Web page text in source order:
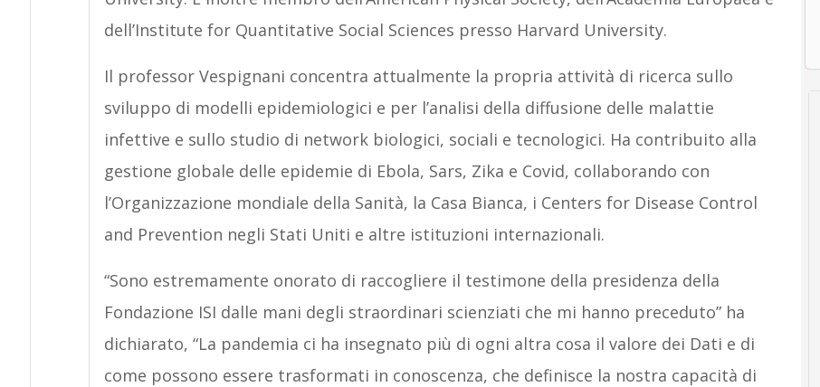
dell’Institute for Quantitative Social Sciences presso Harvard University.
Il professor Vespignani concentra attualmente la propria attività di ricerca sullo
sviluppo di modelli epidemiologici e per l’analisi della diffusione delle malattie
infettive e sullo studio di network biologici, sociali e tecnologici. Ha contribuito alla
gestione globale delle epidemie di Ebola, Sars, Zika e Covid, collaborando con
l’Organizzazione mondiale della Sanità, la Casa Bianca, i Centers for Disease Control
and Prevention negli Stati Uniti e altre istituzioni internazionali.
“Sono estremamente onorato di raccogliere il testimone della presidenza della
Fondazione ISI dalle mani degli straordinari scienziati che mi hanno preceduto” ha
dichiarato, “La pandemia ci ha insegnato più di ogni altra cosa il valore dei Dati e di
come possono essere trasformati in conoscenza, che definisce la nostra capacità di